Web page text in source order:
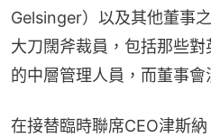
Gelsinger）以及其他董事
大刀闊斧裁員，包括那些
的中層管理人員，而董事會
在接替臨時聯席CEO津斯